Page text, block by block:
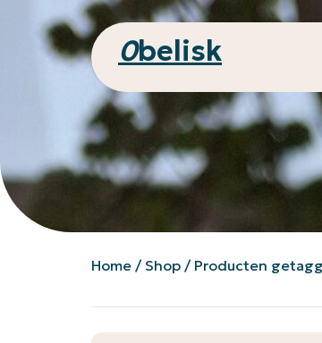
0belisk
Home / Shop / Producten